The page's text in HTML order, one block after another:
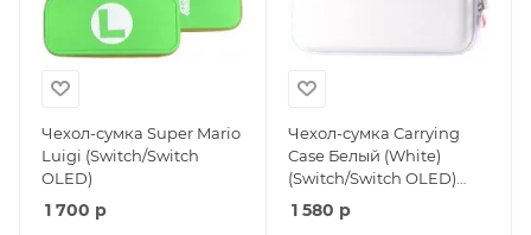
Чехол-сумка Super Mario
Luigi (Switch/Switch
OLED)
1 700 р
Чехол-сумка Carrying
Case Белый (White)
(Switch/Switch OLED)
(OEM)
1 580 р